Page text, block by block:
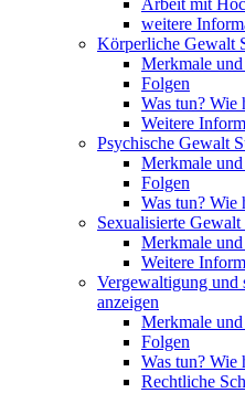
Arbeit mit
weitere
Körperliche Gewalt
Merkmale und
Folgen
Was tun? Wie
Weitere
Psychische Gewalt
Merkmale und
Folgen
Was tun? Wie
Sexualisierte Gewalt
Merkmale und
Weitere
Vergewaltigung und
anzeigen
Merkmale und
Folgen
Was tun? Wie
Rechtliche